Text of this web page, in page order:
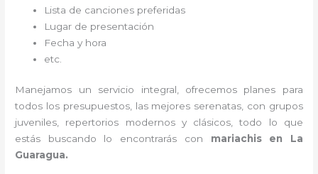
Lista de canciones preferidas
Lugar de presentación
Fecha y hora
etc.
Manejamos un servicio integral, ofrecemos planes para
todos los presupuestos, las mejores serenatas, con grupos
juveniles, repertorios modernos y clásicos, todo lo que
estás buscando lo encontrarás con mariachis en La
Guaragua.